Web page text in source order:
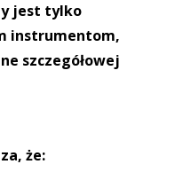
jest tylko
instrumentom,
szczegółowej
że: